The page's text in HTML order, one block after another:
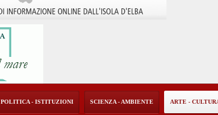
POLITICA - ISTITUZIONI SCIENZA - AMBIENTE ARTE -